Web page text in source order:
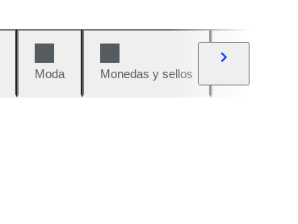
Moda Monedas y sellos